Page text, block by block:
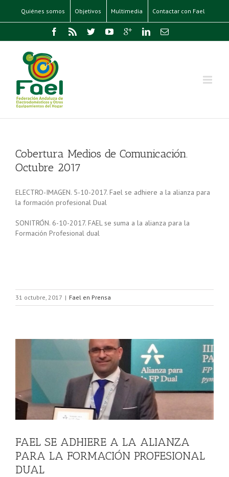
Quiénes somos Objetivos Multimedia Contactar con Fael
Cobertura Medios de Comunicación.
Octubre 2017
ELECTRO-IMAGEN. 5-10-2017. Fael se adhiere a la alianza para
la formación profesional Dual
SONITRÓN. 6-10-2017. FAEL se suma a la alianza para la
Formación Profesional dual
31 octubre, 2017 | Fael en Prensa
FAEL SE ADHIERE A LA ALIANZA
PARA LA FORMACIÓN PROFESIONAL
DUAL